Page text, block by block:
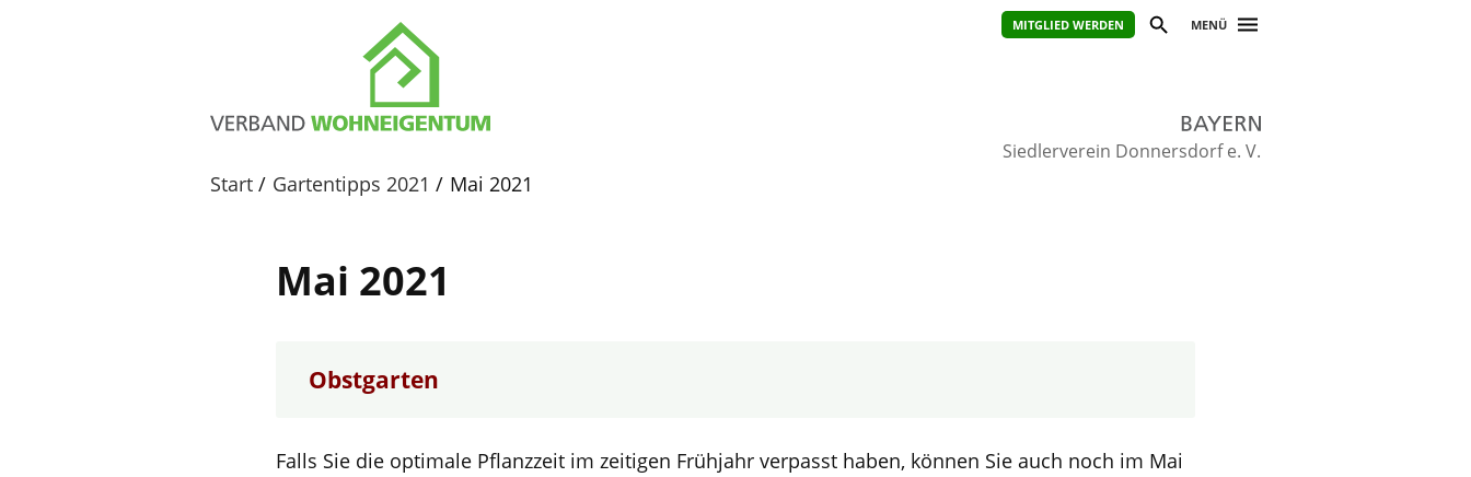
MITGLIED WERDEN MENÜ
Siedlerverein Donnersdorf e. V.
Start Gartentipps 2021 Mai 2021
Mai 2021
Obstgarten
Falls Sie die optimale Pflanzzeit im zeitigen Frühjahr verpasst haben, können Sie auch noch im Mai